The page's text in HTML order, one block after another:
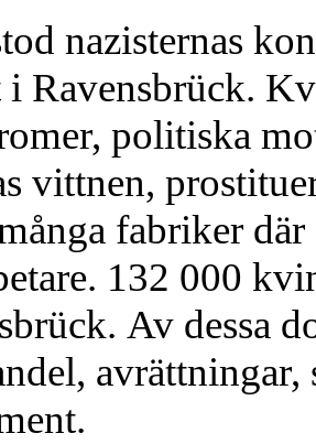
nazisternas
Ravensbrück.
politiska
vittnen,
fabriker
132 000
Av dessa